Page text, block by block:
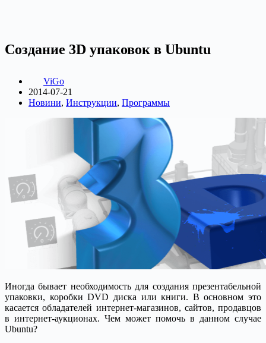
Создание 3D упаковок в Ubuntu
ViGo
2014-07-21
Новини, Инструкции, Программы
Иногда бывает необходимость для создания презентабельной
упаковки, коробки DVD диска или книги. В основном это
касается обладателей интернет-магазинов, сайтов, продавцов
в интернет-аукционах. Чем может помочь в данном случае
Ubuntu?